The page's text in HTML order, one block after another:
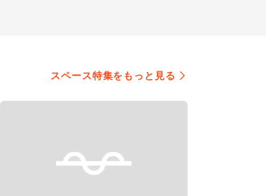
スペース特集をもっと見る